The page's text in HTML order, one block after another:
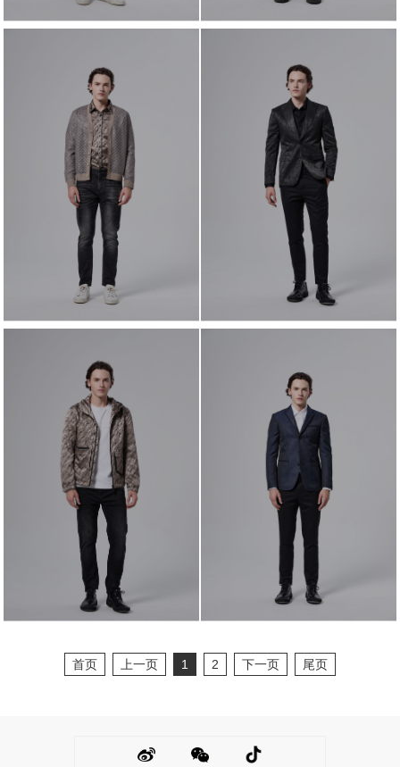
首页 上一页 1 2 下一页 尾页